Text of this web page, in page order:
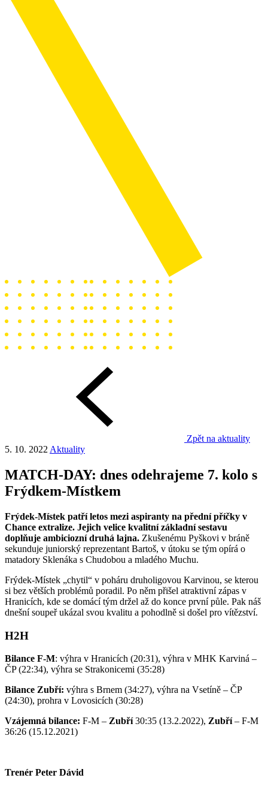
Zpět na aktuality
5. 10. 2022 Aktuality
MATCH-DAY: dnes odehrajeme 7. kolo s
Frýdkem-Místkem
Frýdek-Místek patří letos mezi aspiranty na přední příčky v
Chance extralize. Jejich velice kvalitní základní sestavu
doplňuje ambiciozní druhá lajna. Zkušenému Pyškovi v bráně
sekunduje juniorský reprezentant Bartoš, v útoku se tým opírá o
matadory Sklenáka s Chudobou a mladého Muchu.
Frýdek-Místek „chytil“ v poháru druholigovou Karvinou, se kterou
si bez větších problémů poradil. Po něm přišel atraktivní zápas v
Hranicích, kde se domácí tým držel až do konce první půle. Pak náš
dnešní soupeř ukázal svou kvalitu a pohodlně si došel pro vítězství.
H2H
Bilance F-M: výhra v Hranicích (20:31), výhra v MHK Karviná –
ČP (22:34), výhra se Strakonicemi (35:28)
Bilance Zubří: výhra s Brnem (34:27), výhra na Vsetíně – ČP
(24:30), prohra v Lovosicích (30:28)
Vzájemná bilance: F-M – Zubří30:35 (13.2.2022), Zubří– F-M
36:26 (15.12.2021)
Trenér Peter Dávid